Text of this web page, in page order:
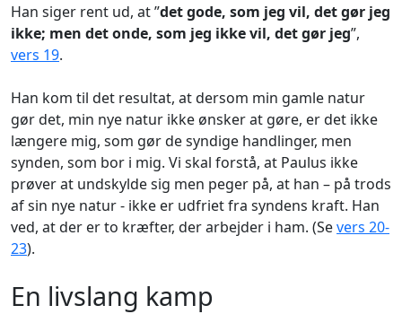
Han siger rent ud, at ”det gode, som jeg vil, det gør jeg
ikke; men det onde, som jeg ikke vil, det gør jeg”,
vers 19.
Han kom til det resultat, at dersom min gamle natur
gør det, min nye natur ikke ønsker at gøre, er det ikke
længere mig, som gør de syndige handlinger, men
synden, som bor i mig. Vi skal forstå, at Paulus ikke
prøver at undskylde sig men peger på, at han – på trods
af sin nye natur - ikke er udfriet fra syndens kraft. Han
ved, at der er to kræfter, der arbejder i ham. (Severs 20-
23).
En livslang kamp